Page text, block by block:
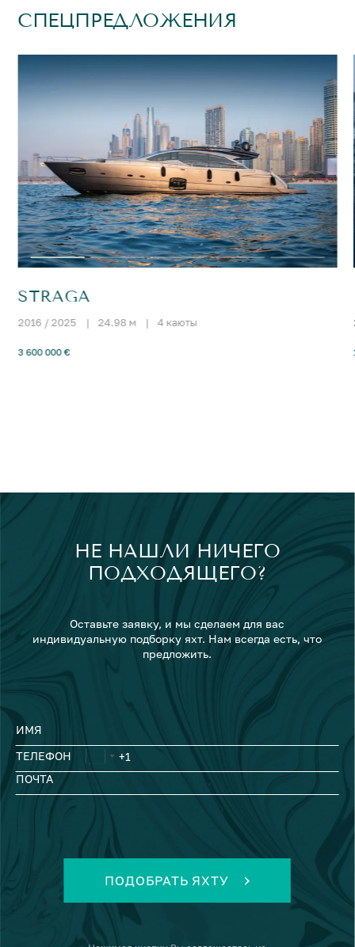
СПЕЦПРЕДЛОЖЕНИЯ
STRAGA
2016 / 2025 | 24.98 м | 4 каюты
3 600 000 €
НЕ НАШЛИ НИЧЕГО
ПОДХОДЯЩЕГО?
Оставьте заявку, и мы сделаем для вас
индивидуальную подборку яхт. Нам всегда есть, что
предложить.
ИМЯ
ТЕЛЕФОН
ПОЧТА
ПОДОБРАТЬ ЯХТУ